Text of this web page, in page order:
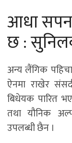
आधा
छ :
अन्य लैंगिक
ऐनमा राखेर
बिधेयक पारित
तथा यौनिक
उपलब्धी छैन ।